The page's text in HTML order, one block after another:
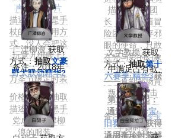
声/4888 碎片
描述：这才是手
杖的正确使用方
式，没人会把这
玩意儿绑腰上!
备注：2018年
万圣节限定时装
描述：作为团
长，他恪守着冒
险团世代封存邪
眼的使命，只敢
在光与影的幻象
中满足占有欲
——直到那场背
叛将他彻底击
垮。
备注：深渊珍宝
主题时装
广津柳浪获取
方式：抽取文豪
野犬联动精华2
获得
价格：精华抽取
描述：港口黑手
党成员-广津柳
浪的服装。
文学教授获取
方式：抽取第十
六赛季·精华3获
得
第17赛季起：
通过记忆珍宝·
旧赛季抽取获得
通用奇珍时装解